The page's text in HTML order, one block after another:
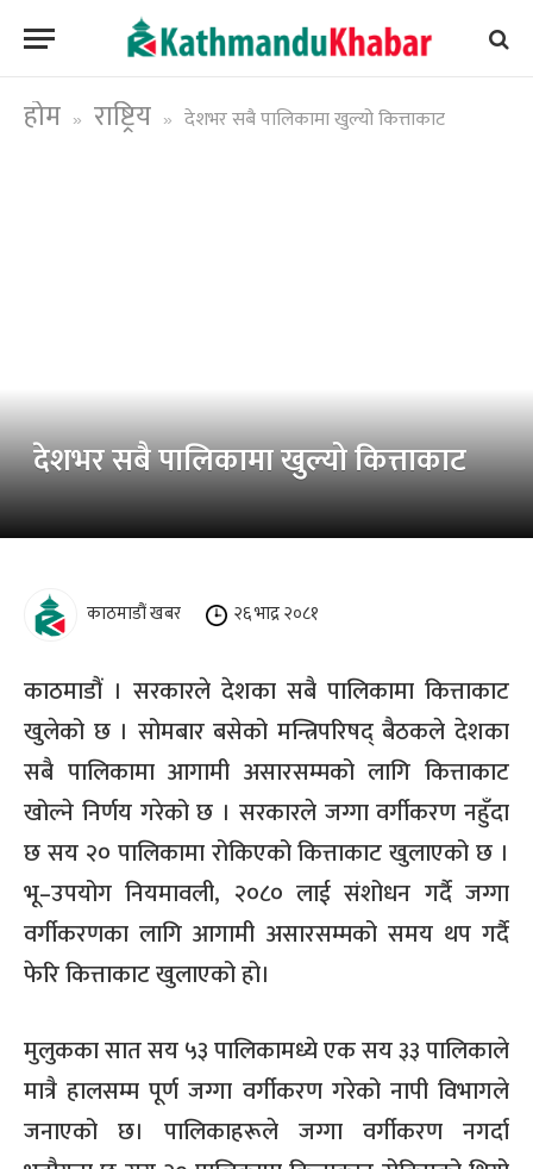
होम » राष्ट्रिय » देशभर सबै पालिकामा खुल्यो कित्ताकाट
देशभर सबै पालिकामा खुल्यो कित्ताकाट
काठमाडौं खबर २६ भाद्र २०८१
काठमाडौं । सरकारले देशका सबै पालिकामा कित्ताकाट
खुलेको छ । सोमबार बसेको मन्त्रिपरिषद् बैठकले देशका
सबै पालिकामा आगामी असारसम्मको लागि कित्ताकाट
खोल्ने निर्णय गरेको छ । सरकारले जग्गा वर्गीकरण नहुँदा
छ सय २० पालिकामा रोकिएको कित्ताकाट खुलाएको छ ।
भू–उपयोग नियमावली, २०८० लाई संशोधन गर्दै जग्गा
वर्गीकरणका लागि आगामी असारसम्मको समय थप गर्दै
फेरि कित्ताकाट खुलाएको हो।
मुलुकका सात सय ५३ पालिकामध्ये एक सय ३३ पालिकाले
मात्रै हालसम्म पूर्ण जग्गा वर्गीकरण गरेको नापी विभागले
जनाएको छ। पालिकाहरूले जग्गा वर्गीकरण नगर्दा